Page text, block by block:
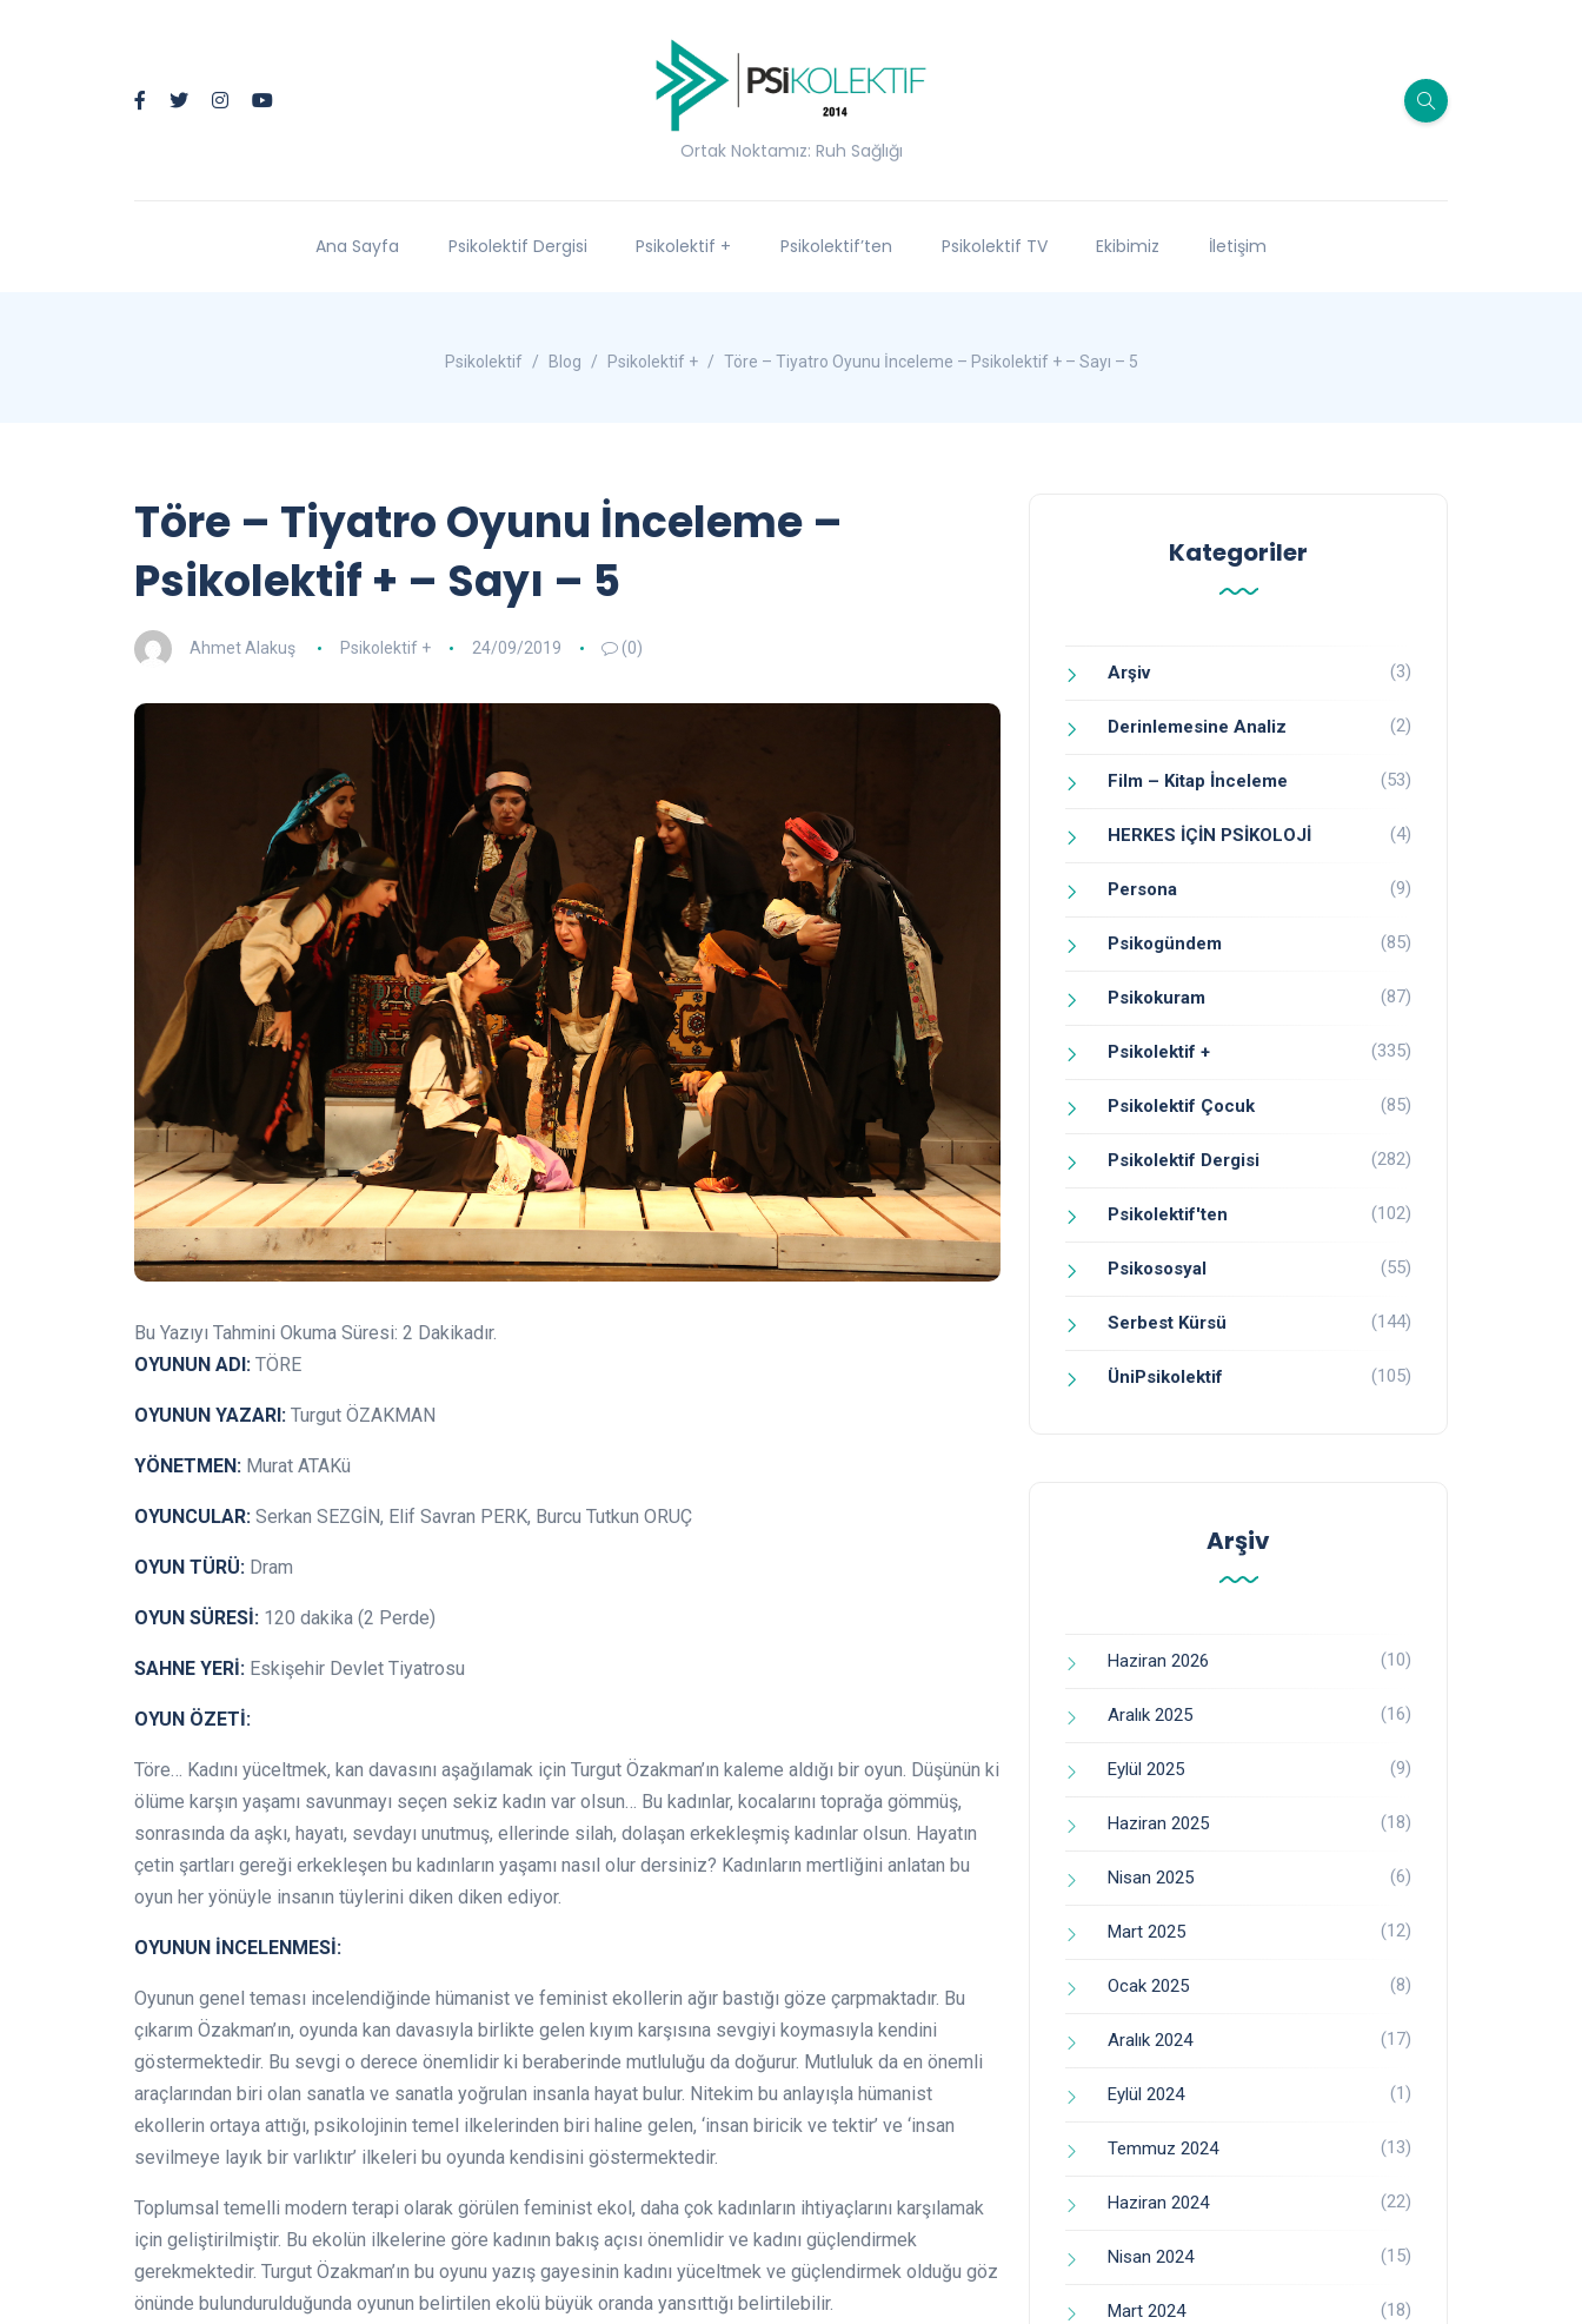
Ortak Noktamız: Ruh Sağlığı
Ana Sayfa Psikolektif Dergisi Psikolektif + Psikolektif’ten Psikolektif TV Ekibimiz İletişim
Psikolektif Blog Psikolektif + Töre – Tiyatro Oyunu İnceleme – Psikolektif + – Sayı – 5
Töre – Tiyatro Oyunu İnceleme –
Psikolektif + – Sayı – 5
Ahmet Alakuş Psikolektif + 24/09/2019 (0)
Bu Yazıyı Tahmini Okuma Süresi: 2 Dakikadır.
OYUNUN ADI: TÖRE
OYUNUN YAZARI: Turgut ÖZAKMAN
YÖNETMEN: Murat ATAKü
OYUNCULAR: Serkan SEZGİN, Elif Savran PERK, Burcu Tutkun ORUÇ
OYUN TÜRÜ: Dram
OYUN SÜRESİ: 120 dakika (2 Perde)
SAHNE YERİ: Eskişehir Devlet Tiyatrosu
OYUN ÖZETİ:
Töre… Kadını yüceltmek, kan davasını aşağılamak için Turgut Özakman’ın kaleme aldığı bir oyun. Düşünün ki
ölüme karşın yaşamı savunmayı seçen sekiz kadın var olsun… Bu kadınlar, kocalarını toprağa gömmüş,
sonrasında da aşkı, hayatı, sevdayı unutmuş, ellerinde silah, dolaşan erkekleşmiş kadınlar olsun. Hayatın
çetin şartları gereği erkekleşen bu kadınların yaşamı nasıl olur dersiniz? Kadınların mertliğini anlatan bu
oyun her yönüyle insanın tüylerini diken diken ediyor.
OYUNUN İNCELENMESİ:
Oyunun genel teması incelendiğinde hümanist ve feminist ekollerin ağır bastığı göze çarpmaktadır. Bu
çıkarım Özakman’ın, oyunda kan davasıyla birlikte gelen kıyım karşısına sevgiyi koymasıyla kendini
göstermektedir. Bu sevgi o derece önemlidir ki beraberinde mutluluğu da doğurur. Mutluluk da en önemli
araçlarından biri olan sanatla ve sanatla yoğrulan insanla hayat bulur. Nitekim bu anlayışla hümanist
ekollerin ortaya attığı, psikolojinin temel ilkelerinden biri haline gelen, ‘insan biricik ve tektir’ ve ‘insan
sevilmeye layık bir varlıktır’ ilkeleri bu oyunda kendisini göstermektedir.
Toplumsal temelli modern terapi olarak görülen feminist ekol, daha çok kadınların ihtiyaçlarını karşılamak
için geliştirilmiştir. Bu ekolün ilkelerine göre kadının bakış açısı önemlidir ve kadını güçlendirmek
gerekmektedir. Turgut Özakman’ın bu oyunu yazış gayesinin kadını yüceltmek ve güçlendirmek olduğu göz
önünde bulundurulduğunda oyunun belirtilen ekolü büyük oranda yansıttığı belirtilebilir.
Kategoriler
Arşiv (3)
Derinlemesine Analiz (2)
Film – Kitap İnceleme (53)
HERKES İÇİN PSİKOLOJİ (4)
Persona (9)
Psikogündem (85)
Psikokuram (87)
Psikolektif + (335)
Psikolektif Çocuk (85)
Psikolektif Dergisi (282)
Psikolektif'ten (102)
Psikososyal (55)
Serbest Kürsü (144)
ÜniPsikolektif (105)
Arşiv
Haziran 2026 (10)
Aralık 2025 (16)
Eylül 2025 (9)
Haziran 2025 (18)
Nisan 2025 (6)
Mart 2025 (12)
Ocak 2025 (8)
Aralık 2024 (17)
Eylül 2024 (1)
Temmuz 2024 (13)
Haziran 2024 (22)
Nisan 2024 (15)
Mart 2024 (18)